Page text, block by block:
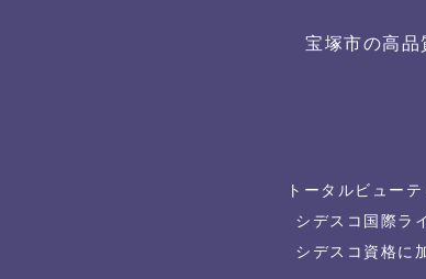
宝塚市の高
トータルビュー
シデスコ国際ラ
シデスコ資格に